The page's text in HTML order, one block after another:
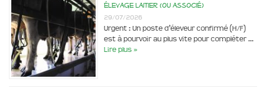
élevage laitier (ou associé)
29/07/2026
Urgent : Un poste d’éleveur confirmé (H/F)
est à pourvoir au plus vite pour compléter …
Lire plus »